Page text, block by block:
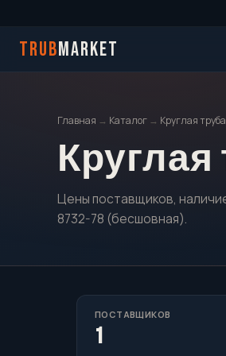
TRUBMARKET
Главная → Каталог → Круглая труба
Круглая
Цены поставщиков,
8732-78 (бесшовная).
ПОСТАВЩИКОВ
1